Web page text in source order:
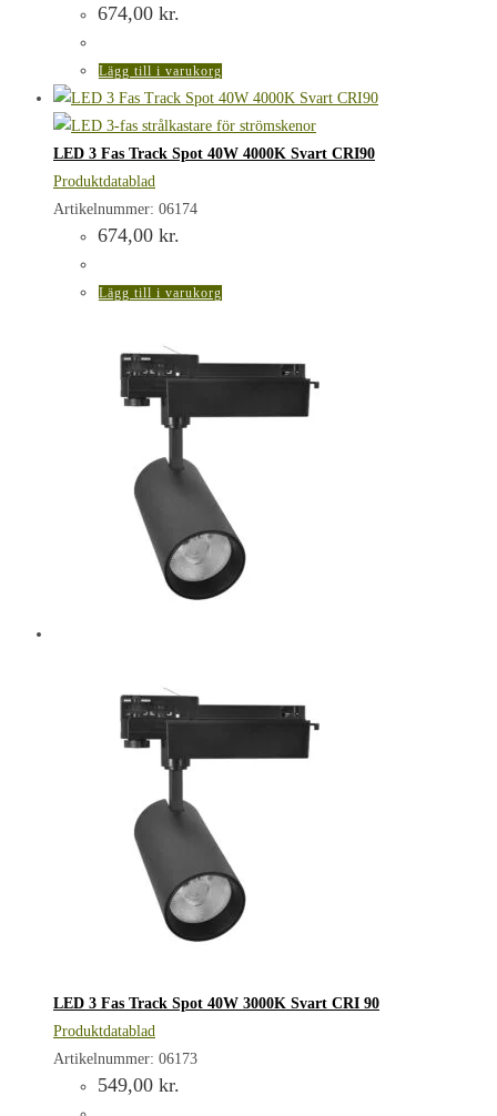
674,00 kr.
Lägg till i varukorg
LED 3 Fas Track Spot 40W 4000K Svart CRI90
Produktdatablad
Artikelnummer: 06174
674,00 kr.
Lägg till i varukorg
LED 3 Fas Track Spot 40W 3000K Svart CRI 90
Produktdatablad
Artikelnummer: 06173
549,00 kr.